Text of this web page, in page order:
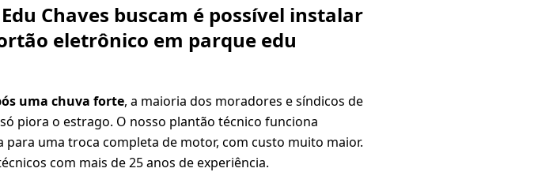
Chaves buscam é possível instalar
eletrônico em parque edu
uma chuva forte, a maioria dos moradores e síndicos de
piora o estrago. O nosso plantão técnico funciona
uma troca completa de motor, com custo muito maior.
com mais de 25 anos de experiência.